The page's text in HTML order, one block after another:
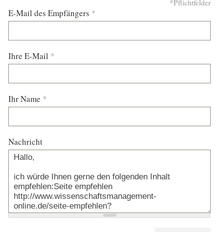
*Pflichtfelder
E-Mail des Empfängers *
Ihre E-Mail *
Ihr Name *
Nachricht